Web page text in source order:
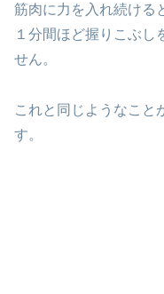
筋肉に力を入れ続ける
１分間ほど握りこぶし
せん。
これと同じようなこと
す。